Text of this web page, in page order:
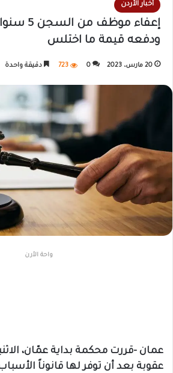
أخبار الأردن
إعفاء
ودفعه قيمة ما اختلس
20 مارس، 2023 0
723 دقيقة واحدة
واحة الأرن
عمان -قررت محكمة بداية عمّان،
عقوبة بعد أن توفر لها قانوناً